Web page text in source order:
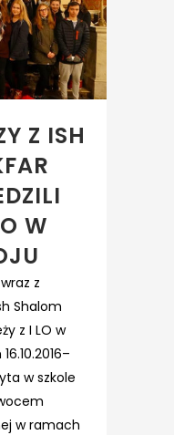
Z ISH
W
z
Shalom
z I LO w
w szkole
w ramach